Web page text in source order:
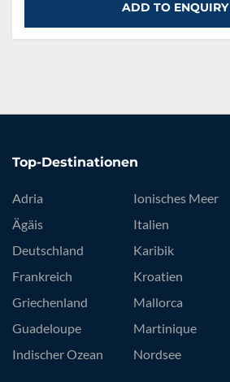
ADD TO ENQUIRY
Top-Destinationen
Adria
Ägäis
Deutschland
Frankreich
Griechenland
Guadeloupe
Indischer Ozean
Ionisches Meer
Italien
Karibik
Kroatien
Mallorca
Martinique
Nordsee